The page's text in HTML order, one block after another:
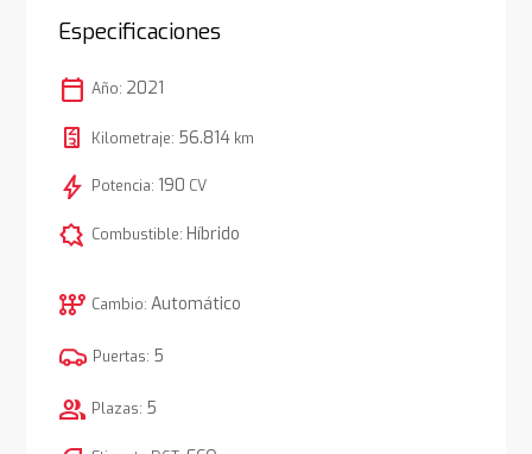
Especificaciones
calendar_today Año: 2021
Kilometraje: 56.814km
bolt Potencia: 190 CV
comic_bubble Combustible: Híbrido
auto_transmission Cambio: Automático
Puertas: 5
group Plazas: 5